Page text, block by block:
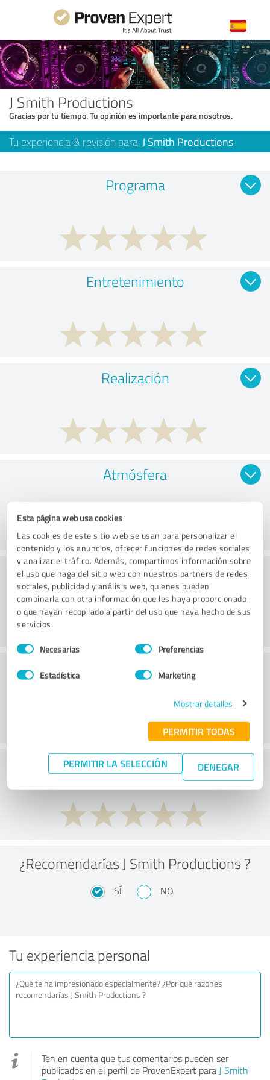
Esta página web usa cookies
Las cookies de este sitio web se usan para personalizar el
contenido y los anuncios, ofrecer funciones de redes sociales
y analizar el tráfico. Además, compartimos información sobre
el uso que haga del sitio web con nuestros partners de redes
sociales, publicidad y análisis web, quienes pueden
combinarla con otra información que les haya proporcionado
o que hayan recopilado a partir del uso que haya hecho de sus
servicios.
Selección
de
Necesarias Preferencias
Estadística Marketing
Mostrar detalles
PERMITIR TODAS
PERMITIR LA SELECCIÓN DENEGAR
J Smith Productions
Gracias por tu tiempo. Tu opinión es importante para nosotros.
Tu experiencia & revisión para: J Smith Productions
Programa
Entretenimiento
Realización
Atmósfera
Calidad
Servicio de atención al cliente
¿Qué te parece la relación calidad-precio?
¿Recomendarías J Smith Productions ?
SÍ NO
Tu experiencia personal
Ten en cuenta que tus comentarios pueden ser
publicados en el perfil de ProvenExpert para J Smith